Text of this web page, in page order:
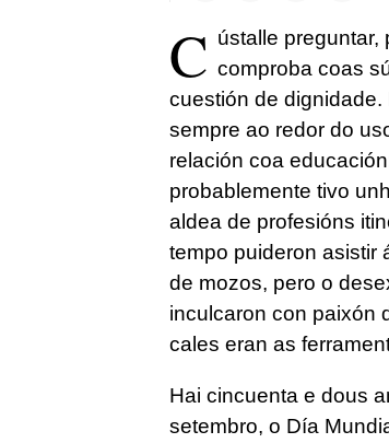
C ústalle preguntar,
comproba coas
cuestión de
sempre ao redor do
relación coa
probablemente tivo
aldea de profesións
tempo puideron asistir
de mozos, pero o
inculcaron con paixón
cales eran as
Hai cincuenta e dous
setembro, o Día